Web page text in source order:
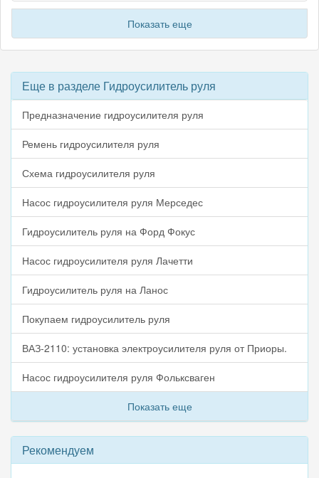
Показать еще
Еще в разделе Гидроусилитель руля
Предназначение гидроусилителя руля
Ремень гидроусилителя руля
Схема гидроусилителя руля
Насос гидроусилителя руля Мерседес
Гидроусилитель руля на Форд Фокус
Насос гидроусилителя руля Лачетти
Гидроусилитель руля на Ланос
Покупаем гидроусилитель руля
ВАЗ-2110: установка электроусилителя руля от Приоры.
Насос гидроусилителя руля Фольксваген
Показать еще
Рекомендуем